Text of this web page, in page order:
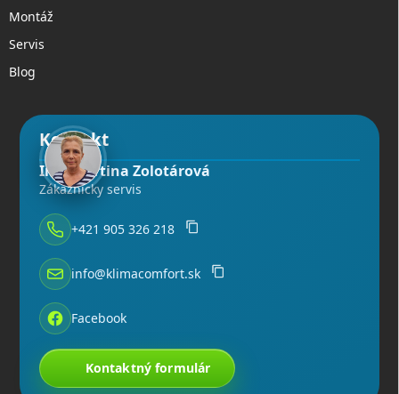
Montáž
Servis
Blog
Kontakt
Ing. Martina Zolotárová
Zákaznícky servis
+421 905 326 218
info@klimacomfort.sk
Facebook
Kontaktný formulár